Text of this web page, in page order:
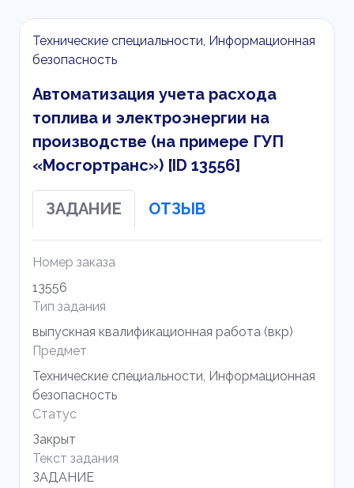
Технические специальности, Информационная
безопасность
Автоматизация учета расхода
топлива и электроэнергии на
производстве (на примере ГУП
«Мосгортранс») [ID 13556]
ЗАДАНИЕ ОТЗЫВ
Номер заказа
13556
Тип задания
выпускная квалификационная работа (вкр)
Предмет
Технические специальности, Информационная
безопасность
Статус
Закрыт
Текст задания
ЗАДАНИЕ